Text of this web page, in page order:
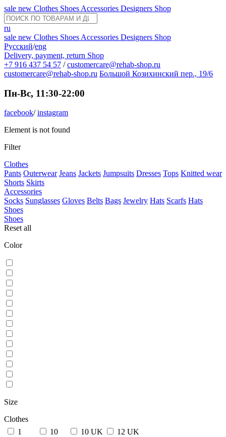
sale new Clothes Shoes Accessories Designers Shop
ru
sale new Clothes Shoes Accessories Designers Shop
Русский/eng
Delivery, payment, return Shop
+7 916 437 54 57 / customercare@rehab-shop.ru
customercare@rehab-shop.ru Большой Козихинский пер., 19/6
Пн-Вс, 11:30-22:00
facebook/instagram
Element is not found
Filter
Clothes
Pants Outerwear Jeans Jackets Jumpsuits Dresses Tops Knitted wear
Shorts Skirts
Accessories
Socks Sunglasses Gloves Belts Bags Jewelry Hats Scarfs Hats
Shoes
Shoes
Reset all
Color
Size
Clothes
1
10 10 UK
12 UK